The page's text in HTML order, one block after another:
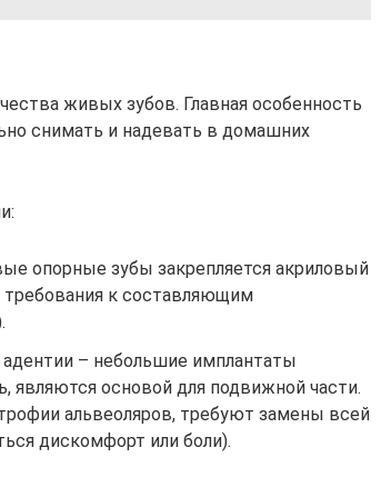
живых зубов. Главная особенность
снимать и надевать в домашних
опорные зубы закрепляется акриловый
к составляющим
адентии – небольшие имплантаты
являются основой для подвижной части.
альвеоляров, требуют замены всей
дискомфорт или боли).